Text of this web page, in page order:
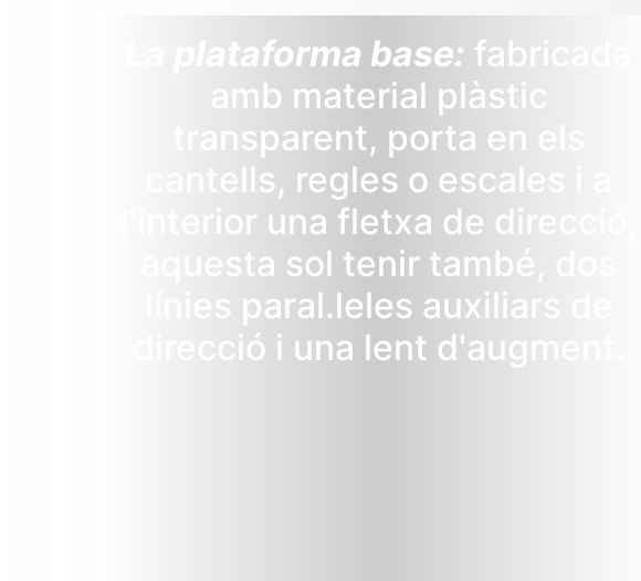
La plataforma base: fabricada
amb material plàstic
transparent, porta en els
cantells, regles o escales i a
l'interior una fletxa de direcció,
aquesta sol tenir també, dos
línies paral.leles auxiliars de
direcció i una lent d'augment.